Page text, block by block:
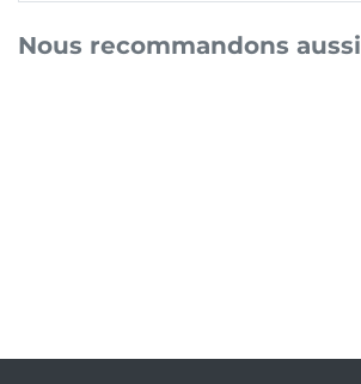
Nous recommandons aussi